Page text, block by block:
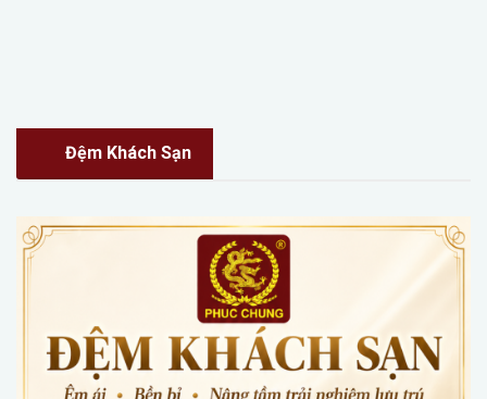
Đệm Khách Sạn